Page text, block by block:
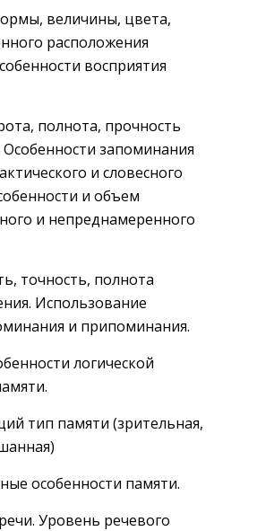
величины, цвета,
расположения
восприятия
полнота, прочность
запоминания
и словесного
и объем
и непреднамеренного
точность, полнота
Использование
и припоминания.
логической
тип памяти (зрительная,
особенности памяти.
Уровень речевого